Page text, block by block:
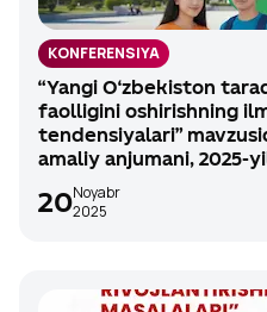
KONFERENSIYA
“Yangi O‘zbekiston
faolligini oshirishning
tendensiyalari”
amaliy anjumani, 2025-
20Noyabr
2025